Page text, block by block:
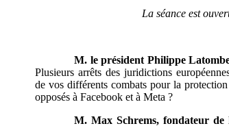
La séance est
M. le président Philippe
Plusieurs arrêts des juridictions
de vos différents combats pour la
opposés à Facebook et à Meta ?
M. Max Schrems, fondateur de